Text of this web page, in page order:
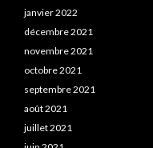
janvier 2022
décembre 2021
novembre 2021
octobre 2021
septembre 2021
août 2021
juillet 2021